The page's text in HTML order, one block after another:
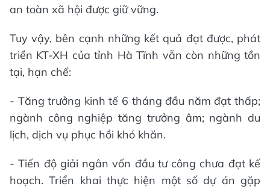
an toàn xã hội được giữ vững.
Tuy vậy, bên cạnh những kết quả đạt được, phát
triển KT-XH của tỉnh Hà Tĩnh vẫn còn những tồn
tại, hạn chế:
- Tăng trưởng kinh tế 6 tháng đầu năm đạt thấp;
ngành công nghiệp tăng trưởng âm; ngành du
lịch, dịch vụ phục hồi khó khăn.
- Tiến độ giải ngân vốn đầu tư công chưa đạt kế
hoạch. Triển khai thực hiện một số dự án gặp